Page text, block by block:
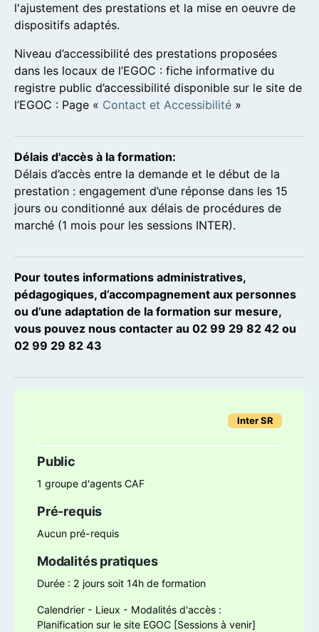
l'ajustement des prestations et la mise en oeuvre de
dispositifs adaptés.
Niveau d’accessibilité des prestations proposées
dans les locaux de l’EGOC : fiche informative du
registre public d’accessibilité disponible sur le site de
l’EGOC : Page « Contact et Accessibilité »
Délais d'accès à la formation:
Délais d’accès entre la demande et le début de la
prestation : engagement d’une réponse dans les 15
jours ou conditionné aux délais de procédures de
marché (1 mois pour les sessions INTER).
Pour toutes informations administratives,
pédagogiques, d’accompagnement aux personnes
ou d’une adaptation de la formation sur mesure,
vous pouvez nous contacter au 02 99 29 82 42 ou
02 99 29 82 43
Public
1 groupe d'agents CAF
Pré-requis
Aucun pré-requis
Modalités pratiques
Durée : 2 jours soit 14h de formation
Calendrier - Lieux - Modalités d'accès :
Planification sur le site EGOC [Sessions à venir]